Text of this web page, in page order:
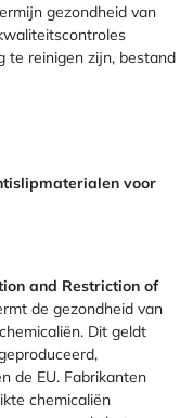
gezondheid van
te reinigen zijn, bestand
voor
and Restriction of
de gezondheid van
Dit geldt
de EU. Fabrikanten
chemicaliën